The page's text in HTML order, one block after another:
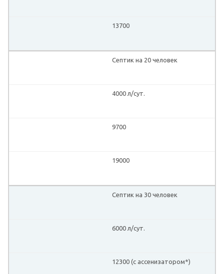
13700
Септик на 20 человек
4000 л/сут.
9700
19000
Септик на 30 человек
6000 л/сут.
12300 (с ассенизатором*)